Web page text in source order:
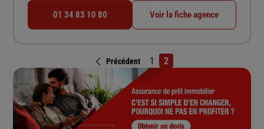
01 34 83 10 80 Voir la fiche agence
Précédent 1 2